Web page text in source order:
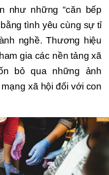
như những “căn bếp
tình yêu cùng sự tỉ
nghề. Thương hiệu
gia các nền tảng xã
bỏ qua những ảnh
xã hội đối với con